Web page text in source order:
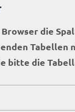
die
Tabellen
bitte die